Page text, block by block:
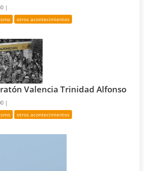
|
otros acontecimientos
Valencia Trinidad Alfonso
|
otros acontecimientos